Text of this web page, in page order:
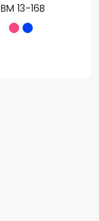
BM 13-16B